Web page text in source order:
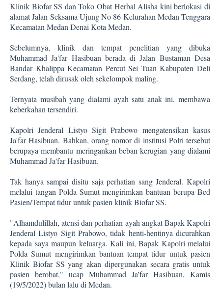
Klinik Biofar SS dan Toko Obat Herbal Alisha kini berlokasi di
alamat Jalan Seksama Ujung No 86 Kelurahan Medan Tenggara
Kecamatan Medan Denai Kota Medan.
Sebelumnya, klinik dan tempat penelitian yang dibuka
Muhammad Ja'far Hasibuan berada di Jalan Bustaman Desa
Bandar Khalippa Kecamatan Percut Sei Tuan Kabupaten Deli
Serdang, telah dirusak oleh sekelompok maling.
Ternyata musibah yang dialami ayah satu anak ini, membawa
keberkahan tersendiri.
Kapolri Jenderal Listyo Sigit Prabowo mengatensikan kasus
Ja'far Hasibuan. Bahkan, orang nomor di institusi Polri tersebut
berupaya membantu meringankan beban kerugian yang dialami
Muhammad Ja'far Hasibuan.
Tak hanya sampai disitu saja perhatian sang Jenderal. Kapolri
melalui tangan Polda Sumut mengirimkan bantuan berupa Bed
Pasien/Tempat tidur untuk pasien klinik Biofar SS.
"Alhamdulillah, atensi dan perhatian ayah angkat Bapak Kapolri
Jenderal Listyo Sigit Prabowo, tidak henti-hentinya dicurahkan
kepada saya maupun keluarga. Kali ini, Bapak Kapolri melalui
Polda Sumut mengirimkan bantuan tempat tidur untuk pasien
Klinik Biofar SS yang akan dipergunakan secara gratis untuk
pasien berobat," ucap Muhammad Ja'far Hasibuan, Kamis
(19/5/2022) bulan lalu di Medan.